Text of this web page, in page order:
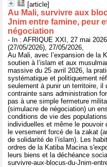
[article]
Au Mali, survivre aux
Jnim entre famine, peur
négociation
- In : AFRIQUE XXI, 27 mai 2026
(27/05/2026), 27/05/2026,
Au Mali, avec l’expansion de la
soutien à l’islam et aux
massive du 25 avril 2026, la
systématique et politiquement
seulement à punir un territoire, il
contrainte sans administration
pas à une simple fermeture
(simulacre de négociation) un
conditions de vie des
individuelles et même le
le versement forcé de la zakat
de solidarité de l’islam). Les
ordres de la Katiba Macina
leurs biens et la déchéance
survivre-aux-blocus-du-Jnim-